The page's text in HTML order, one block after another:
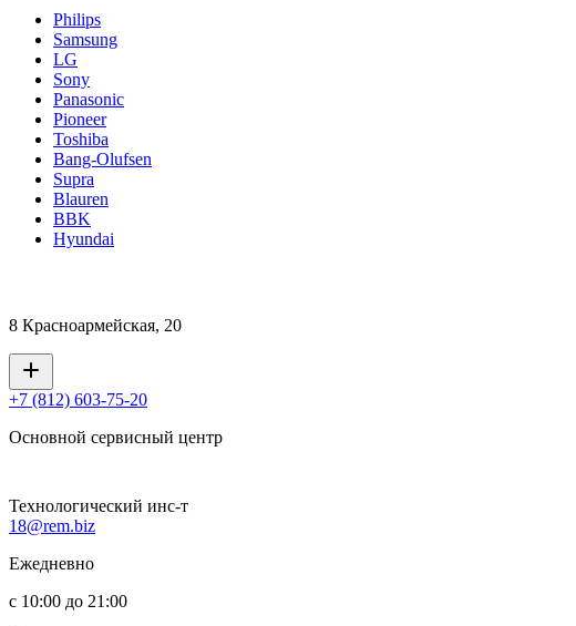
Philips
Samsung
LG
Sony
Panasonic
Pioneer
Toshiba
Bang-Olufsen
Supra
Blauren
BBK
Hyundai
8 Красноармейская, 20
+7 (812) 603-75-20
Основной сервисный центр
Технологический инс-т
18@rem.biz
Ежедневно
с 10:00 до 21:00